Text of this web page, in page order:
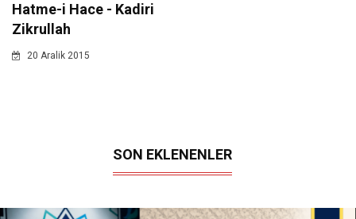
Hatme-i Hace - Kadiri
Zikrullah
20 Aralik 2015
SON EKLENENLER